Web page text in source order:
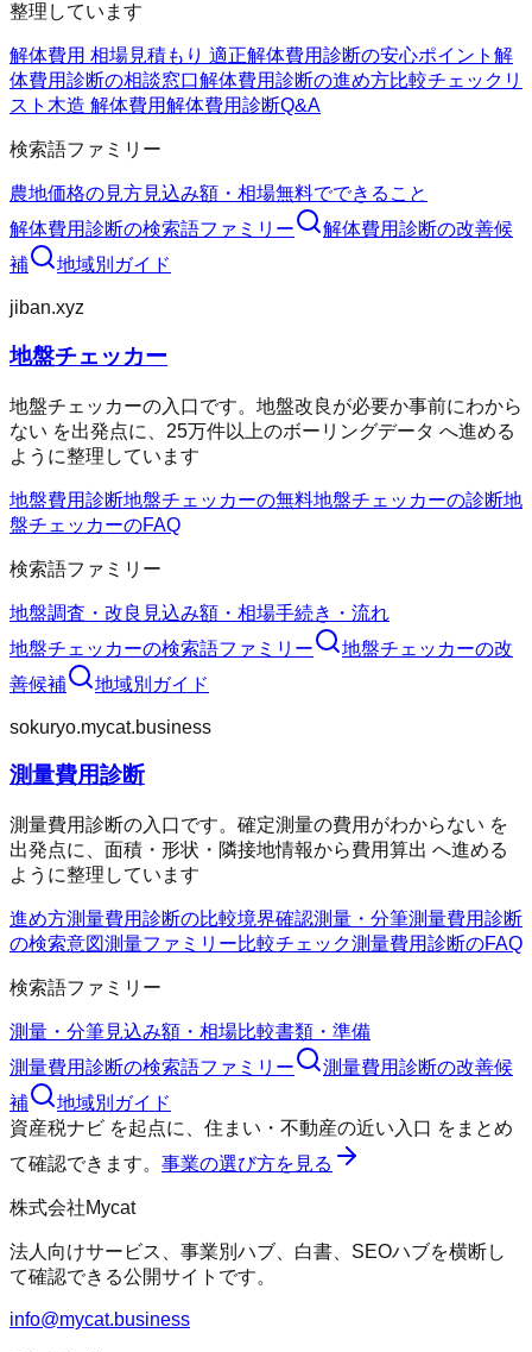
整理しています
解体費用 相場見積もり 適正解体費用診断の安心ポイント 解
体費用診断の相談窓口解体費用診断の進め方比較チェックリ
スト 木造 解体費用解体費用診断Q&A
検索語ファミリー
農地価格の見方見込み額・相場無料でできること
解体費用診断の検索語ファミリー 解体費用診断の改善候
補
地域別ガイド
jiban.xyz
地盤チェッカー
地盤チェッカーの入口です。地盤改良が必要か事前にわから
ない を出発点に、25万件以上のボーリングデータ へ進める
ように整理しています
地盤費用診断地盤チェッカーの無料地盤チェッカーの診断地
盤チェッカーのFAQ
検索語ファミリー
地盤調査・改良 見込み額・相場手続き・流れ
地盤チェッカーの検索語ファミリー 地盤チェッカーの改
善候補
地域別ガイド
sokuryo.mycat.business
測量費用診断
測量費用診断の入口です。確定測量の費用がわからない を
出発点に、面積・形状・隣接地情報から費用算出 へ進める
ように整理しています
進め方測量費用診断の比較境界確認測量・分筆測量費用診断
の検索意図測量ファミリー比較チェック測量費用診断のFAQ
検索語ファミリー
測量・分筆見込み額・相場比較書類・準備
測量費用診断の検索語ファミリー 測量費用診断の改善候
補
地域別ガイド
資産税ナビ を起点に、 住まい・不動産の近い入口 をまとめ
て確認できます。 事業の選び方を見る
株式会社Mycat
法人向けサービス、事業別ハブ、白書、SEOハブを横断し
て確認できる公開サイトです。
info@mycat.business